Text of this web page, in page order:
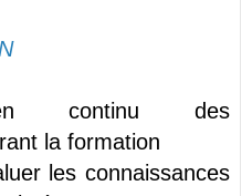
continu des
la formation
les connaissances